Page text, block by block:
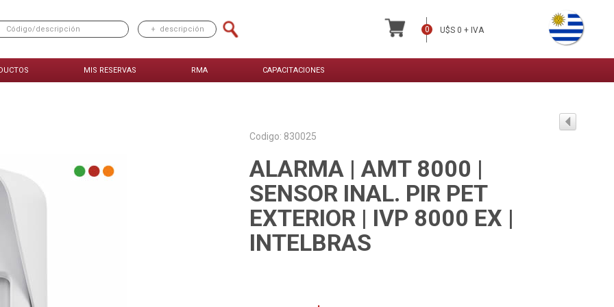
MIS RESERVAS RMA CAPACITACIONES
Codigo: 830025
ALARMA | AMT 8000 |
SENSOR INAL. PIR PET
EXTERIOR | IVP 8000 EX |
INTELBRAS